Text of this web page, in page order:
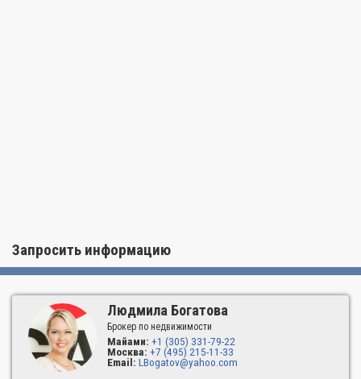
аналогичных зданиях.
Специалисты Bogatov Realty с радостью ответят на все ваши
Harbour North, в соответствии со всеми вашим пожеланиям.
Запросить информацию
Людмила Богатова
Брокер по недвижимости
Майами: +1 (305) 331-79-22
Москва: +7 (495) 215-11-33
Email: LBogatov@yahoo.com